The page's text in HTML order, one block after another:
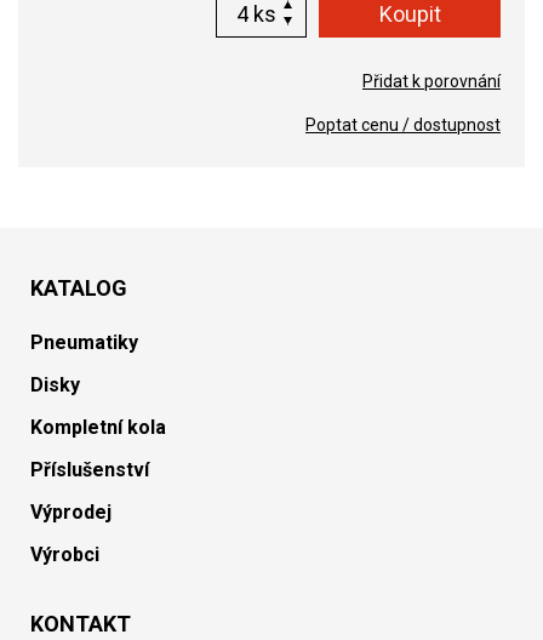
ks
Přidat k porovnání
Poptat cenu / dostupnost
KATALOG
Pneumatiky
Disky
Kompletní kola
Příslušenství
Výprodej
Výrobci
KONTAKT